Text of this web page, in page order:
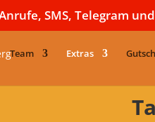
SMS, Telegram
Team Extras